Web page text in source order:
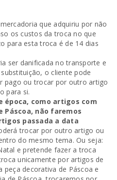
que adquiriu por não
os custos da troca no que
para esta troca é de 14 dias
ser danificada no transporte e
o cliente pode
pago ou trocar por outro artigo
para si.
época, como artigos com
Páscoa, não faremos
passada a data
trocar por outro artigo ou
do mesmo tema. Ou seja:
e pretende fazer a troca
unicamente por artigos de
decorativa de Páscoa e